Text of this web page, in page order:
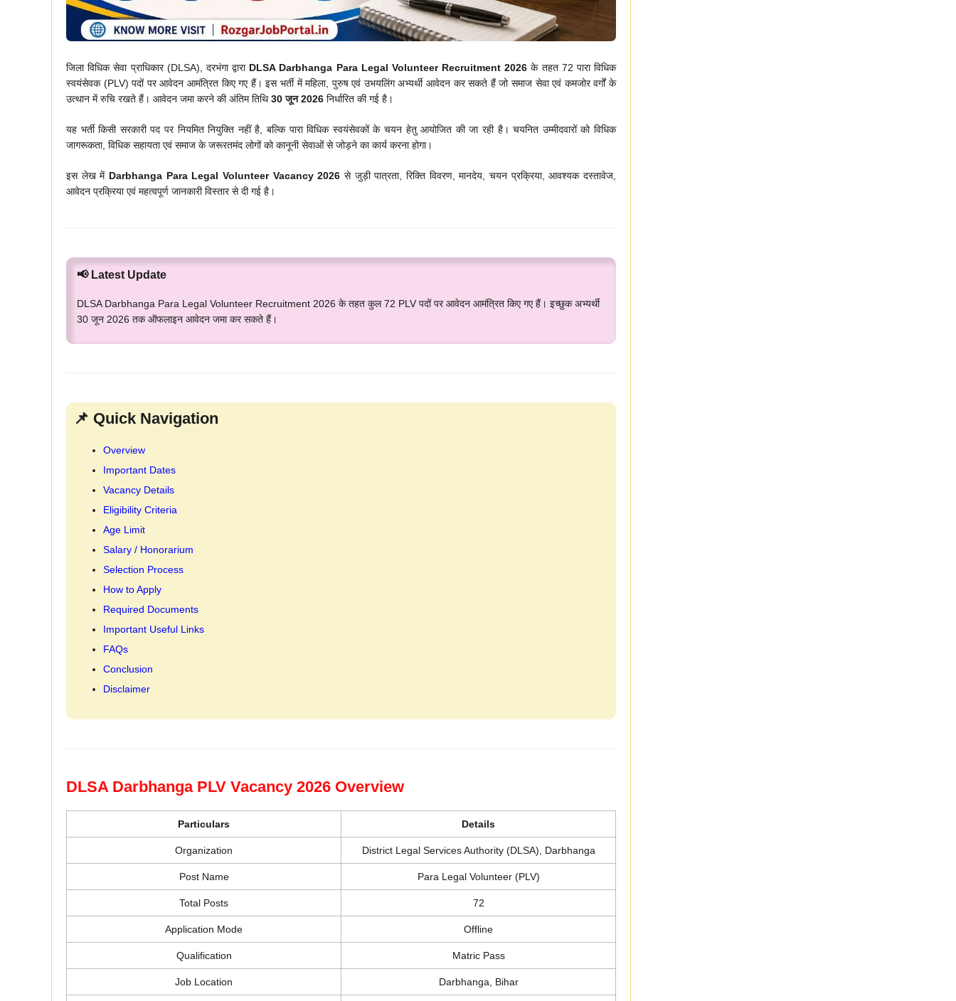
जिला विधिक सेवा प्राधिकार (DLSA), दरभंगा द्वारा DLSA Darbhanga Para Legal Volunteer Recruitment 2026 के तहत 72 पारा विधिक
स्वयंसेवक (PLV) पदों पर आवेदन आमंत्रित किए गए हैं। इस भर्ती में महिला, पुरुष एवं उभयलिंग अभ्यर्थी आवेदन कर सकते हैं जो समाज सेवा एवं कमजोर वर्गों के
उत्थान में रुचि रखते हैं। आवेदन जमा करने की अंतिम तिथि30 जून 2026 निर्धारित की गई है।
यह भर्ती किसी सरकारी पद पर नियमित नियुक्ति नहीं है, बल्कि पारा विधिक स्वयंसेवकों के चयन हेतु आयोजित की जा रही है। चयनित उम्मीदवारों को विधिक
जागरूकता, विधिक सहायता एवं समाज के जरूरतमंद लोगों को कानूनी सेवाओं से जोड़ने का कार्य करना होगा।
इस लेख में Darbhanga Para Legal Volunteer Vacancy 2026 से जुड़ी पात्रता, रिक्ति विवरण, मानदेय, चयन प्रक्रिया, आवश्यक दस्तावेज,
आवेदन प्रक्रिया एवं महत्वपूर्ण जानकारी विस्तार से दी गई है।
📢 Latest Update
DLSA Darbhanga Para Legal Volunteer Recruitment 2026 के तहत कुल 72 PLV पदों पर आवेदन आमंत्रित किए गए हैं। इच्छुक अभ्यर्थी
30 जून 2026 तक ऑफलाइन आवेदन जमा कर सकते हैं।
📌 Quick Navigation
Overview
Important Dates
Vacancy Details
Eligibility Criteria
Age Limit
Salary / Honorarium
Selection Process
How to Apply
Required Documents
Important Useful Links
FAQs
Conclusion
Disclaimer
DLSA Darbhanga PLV Vacancy 2026 Overview
Particulars Details
Organization District Legal Services Authority (DLSA), Darbhanga
Post Name Para Legal Volunteer (PLV)
Total Posts 72
Application Mode Offline
Qualification Matric Pass
Job Location Darbhanga, Bihar